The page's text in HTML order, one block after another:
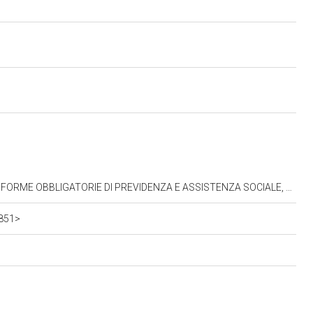
DI PREVIDENZA E ASSISTENZA SOCIALE, MARTA SCHIFONE (20.09.2023)